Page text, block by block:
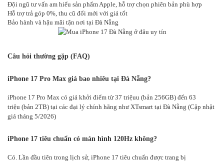
Đội ngũ tư vấn am hiểu sản phẩm Apple, hỗ trợ chọn phiên bản phù hợp
Hỗ trợ trả góp 0%, thu cũ đổi mới với giá tốt
Bảo hành và hậu mãi tận nơi tại Đà Nẵng
Câu hỏi thường gặp (FAQ)
iPhone 17 Pro Max giá bao nhiêu tại Đà Nẵng?
iPhone 17 Pro Max có giá khởi điểm từ 37 triệuu (bản 256GB) đến 63
triệu (bản 2TB) tại các đại lý chính hãng như XTsmart tại Đà Nẵng (Cập nhật
giá tháng 5/2026)
iPhone 17 tiêu chuẩn có màn hình 120Hz không?
Có. Lần đầu tiên trong lịch sử, iPhone 17 tiêu chuẩn được trang bị